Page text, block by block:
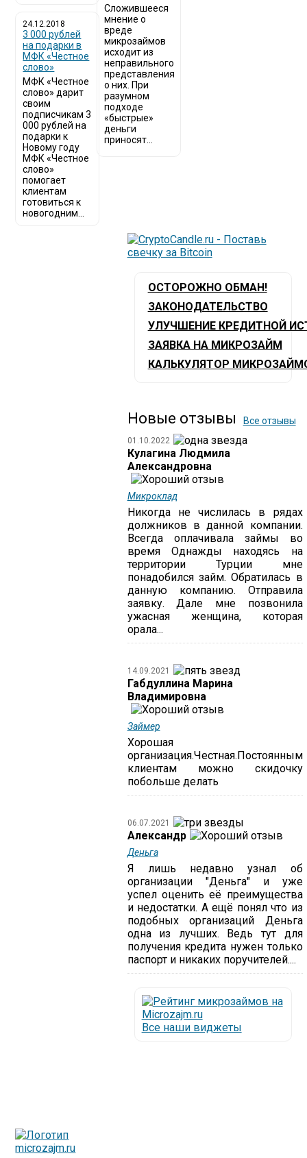
24.12.2018
3 000 рублей
на подарки в
МФК «Честное
слово»
МФК «Честное
слово» дарит
своим
подписчикам 3
000 рублей на
подарки к
Новому году
МФК «Честное
слово»
помогает
клиентам
готовиться к
новогодним...
Сложившееся
мнение о
вреде
микрозаймов
исходит из
неправильного
представления
о них. При
разумном
подходе
«быстрые»
деньги
приносят...
ОСТОРОЖНО ОБМАН!
ЗАКОНОДАТЕЛЬСТВО
УЛУЧШЕНИЕ КРЕДИТНОЙ
ЗАЯВКА НА МИКРОЗАЙМ
КАЛЬКУЛЯТОР
Новые отзывы Все отзывы
01.10.2022
Кулагина Людмила
Александровна
Микроклад
Никогда не числилась в рядах
должников в данной компании.
Всегда оплачивала займы во
время Однажды находясь на
территории Турции мне
понадобился займ. Обратилась в
данную компанию. Отправила
заявку. Дале мне позвонила
ужасная женщина, которая
орала...
14.09.2021
Габдуллина Марина
Владимировна
Займер
Хорошая
организация.Честная.Постоянным
клиентам можно скидочку
побольше делать
06.07.2021
Александр
Деньга
Я лишь недавно узнал об
организации "Деньга" и уже
успел оценить её преимущества
и недостатки. А ещё понял что из
подобных организаций Деньга
одна из лучших. Ведь тут для
получения кредита нужен только
паспорт и никаких поручителей....
Все наши виджеты